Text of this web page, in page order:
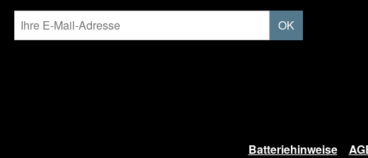
OK
Batteriehinweise